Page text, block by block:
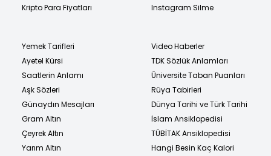
Kripto Para Fiyatları
Instagram Silme
Yemek Tarifleri
Ayetel Kürsi
Saatlerin Anlamı
Aşk Sözleri
Günaydın Mesajları
Gram Altın
Çeyrek Altın
Yarım Altın
Video Haberler
TDK Sözlük Anlamları
Üniversite Taban Puanları
Rüya Tabirleri
Dünya Tarihi ve Türk Tarihi
İslam Ansiklopedisi
TÜBİTAK Ansiklopedisi
Hangi Besin Kaç Kalori